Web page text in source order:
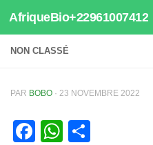
Au dessous du contenu
AfriqueBio+22961007412
NON CLASSÉ
PAR BOBO · 23 NOVEMBRE 2022
Facebook
WhatsApp